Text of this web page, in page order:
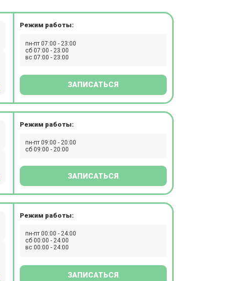
Режим работы:
пн-пт 07:00 - 23:00
сб 07:00 - 23:00
вс 07:00 - 23:00
ЗАПИСАТЬСЯ
Режим работы:
пн-пт 09:00 - 20:00
сб 09:00 - 20:00
ЗАПИСАТЬСЯ
Режим работы:
пн-пт 00:00 - 24:00
сб 00:00 - 24:00
вс 00:00 - 24:00
ЗАПИСАТЬСЯ